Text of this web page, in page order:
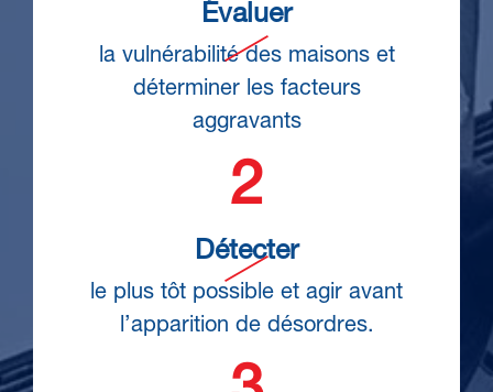
Évaluer
la vulnérabilité des maisons et
déterminer les facteurs
aggravants
Détecter
le plus tôt possible et agir avant
l’apparition de désordres.